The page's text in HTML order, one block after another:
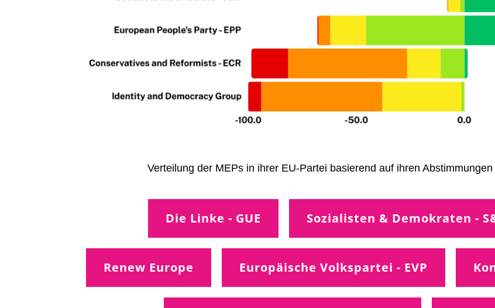
Verteilung der MEPs in ihrer EU-Partei basierend auf ihren
Die Linke - GUE Sozialisten & Demokraten -
Renew Europe Europäische Volkspartei - EVP